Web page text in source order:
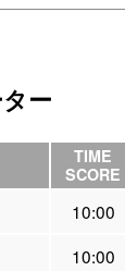
ー
TIME
SCORE
10:00
10:00